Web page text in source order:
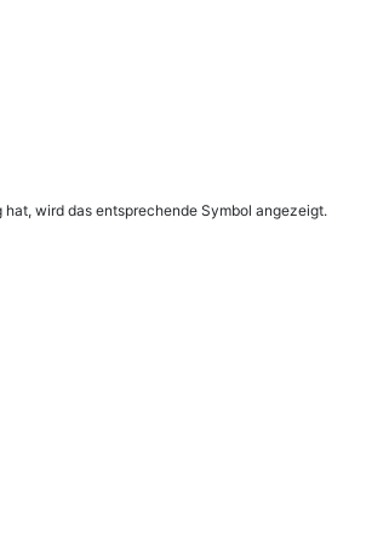
wird das entsprechende Symbol angezeigt.